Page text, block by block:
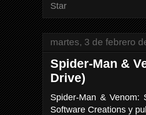
Star
martes, 3 de febrero
Spider-Man &
Drive)
Spider-Man & Venom:
Software Creations y